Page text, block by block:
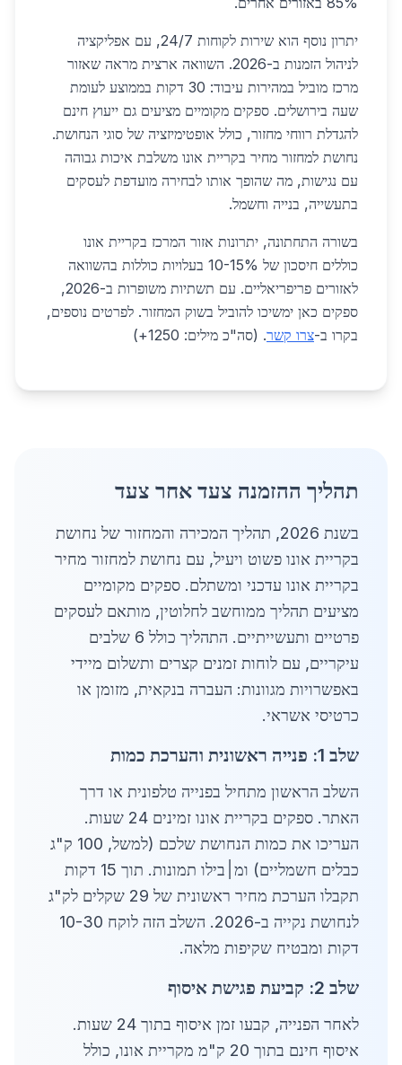
יתרון נוסף הוא שירות לקוחות 24/7, עם אפליקציה
לניהול הזמנות ב-2026. השוואה ארצית מראה שאזור
מרכז מוביל במהירות עיבוד: 30 דקות בממוצע לעומת
שעה בירושלים. ספקים מקומיים מציעים גם ייעוץ חינם
להגדלת רווחי מחזור, כולל אופטימיזציה של סוגי הנחושת.
נחושת למחזור מחיר בקריית אונו משלבת איכות גבוהה
עם נגישות, מה שהופך אותו לבחירה מועדפת לעסקים
בתעשייה, בנייה וחשמל.
בשורה התחתונה, יתרונות אזור המרכז בקריית אונו
כוללים חיסכון של 10-15% בעלויות כוללות בהשוואה
לאזורים פריפריאליים. עם תשתיות משופרות ב-2026,
ספקים כאן ימשיכו להוביל בשוק המחזור. לפרטים נוספים,
בקרו ב-צרו קשר. (סה"כ מילים: 1250+)
תהליך ההזמנה צעד אחר צעד
בשנת 2026, תהליך המכירה והמחזור של נחושת
בקריית אונו פשוט ויעיל, עם נחושת למחזור מחיר
בקריית אונו עדכני ומשתלם. ספקים מקומיים
מציעים תהליך ממוחשב לחלוטין, מותאם לעסקים
פרטיים ותעשייתיים. התהליך כולל 6 שלבים
עיקריים, עם לוחות זמנים קצרים ותשלום מיידי
באפשרויות מגוונות: העברה בנקאית, מזומן או
כרטיסי אשראי.
שלב 1: פנייה ראשונית והערכת כמות
השלב הראשון מתחיל בפנייה טלפונית או דרך
האתר. ספקים בקריית אונו זמינים 24 שעות.
העריכו את כמות הנחושת שלכם (למשל, 100 ק"ג
כבלים חשמליים) ומ׀בילו תמונות. תוך 15 דקות
תקבלו הערכת מחיר ראשונית של 29 שקלים לק"ג
לנחושת נקייה ב-2026. השלב הזה לוקח 10-30
דקות ומבטיח שקיפות מלאה.
שלב 2: קביעת פגישת איסוף
לאחר הפנייה, קבעו זמן איסוף בתוך 24 שעות.
איסוף חינם בתוך 20 ק"מ מקריית אונו, כולל